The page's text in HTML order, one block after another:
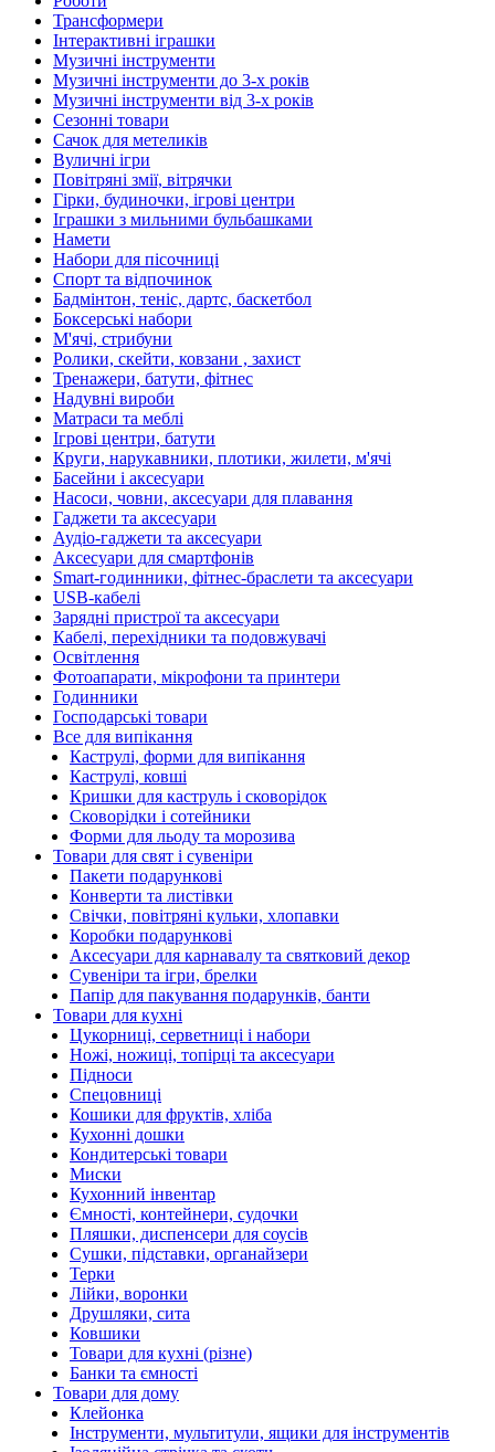
Трансформери
Інтерактивні іграшки
Музичні інструменти
Музичні інструменти до 3-х років
Музичні інструменти від 3-х років
Сезонні товари
Сачок для метеликів
Вуличні ігри
Повітряні змії, вітрячки
Гірки, будиночки, ігрові центри
Іграшки з мильними бульбашками
Намети
Набори для пісочниці
Спорт та відпочинок
Бадмінтон, теніс, дартс, баскетбол
Боксерські набори
М'ячі, стрибуни
Ролики, скейти, ковзани , захист
Тренажери, батути, фітнес
Надувні вироби
Матраси та меблі
Ігрові центри, батути
Круги, нарукавники, плотики, жилети, м'ячі
Басейни і аксесуари
Насоси, човни, аксесуари для плавання
Гаджети та аксесуари
Аудіо-гаджети та аксесуари
Аксесуари для смартфонів
Smart-годинники, фітнес-браслети та аксесуари
USB-кабелі
Зарядні пристрої та аксесуари
Кабелі, перехідники та подовжувачі
Освітлення
Фотоапарати, мікрофони та принтери
Годинники
Господарські товари
Все для випікання
Каструлі, форми для випікання
Каструлі, ковші
Кришки для каструль і сковорідок
Сковорідки і сотейники
Форми для льоду та морозива
Товари для свят і сувеніри
Пакети подарункові
Конверти та листівки
Свічки, повітряні кульки, хлопавки
Коробки подарункові
Аксесуари для карнавалу та святковий декор
Сувеніри та ігри, брелки
Папір для пакування подарунків, банти
Товари для кухні
Цукорниці, серветниці і набори
Ножі, ножиці, топірці та аксесуари
Підноси
Спецовниці
Кошики для фруктів, хліба
Кухонні дошки
Кондитерські товари
Миски
Кухонний інвентар
Ємності, контейнери, судочки
Пляшки, диспенсери для соусів
Сушки, підставки, органайзери
Терки
Лійки, воронки
Друшляки, сита
Ковшики
Товари для кухні (різне)
Банки та ємності
Товари для дому
Клейонка
Інструменти, мультитули, ящики для інструментів